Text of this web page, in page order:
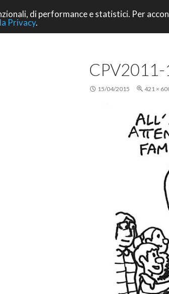
CPV2011-
15/04/2015 421 ×
di performance e statistici. Per
Privacy.